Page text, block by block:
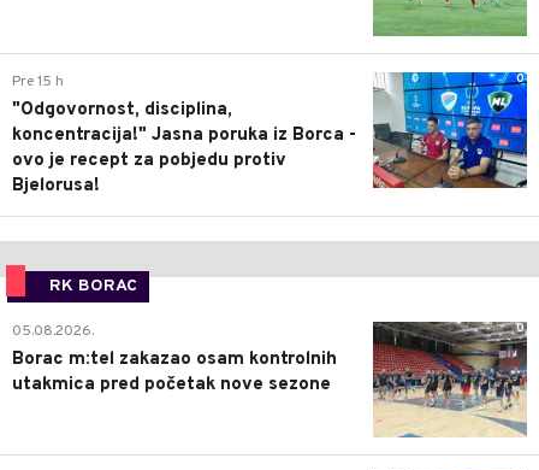
0
Pre 15 h
"Odgovornost, disciplina,
koncentracija!" Jasna poruka iz Borca -
ovo je recept za pobjedu protiv
Bjelorusa!
RK BORAC
0
05.08.2026.
Borac m:tel zakazao osam kontrolnih
utakmica pred početak nove sezone